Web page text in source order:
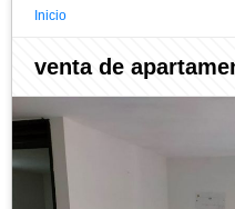
Inicio
venta de